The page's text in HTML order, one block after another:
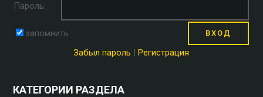
Пароль:
запомнить
Забыл пароль
Регистрация
КАТЕГОРИИ РАЗДЕЛА